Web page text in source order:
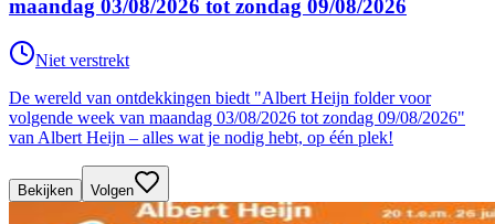
maandag 03/08/2026 tot zondag 09/08/2026
Niet verstrekt
De wereld van ontdekkingen biedt "Albert Heijn folder voor
volgende week van maandag 03/08/2026 tot zondag 09/08/2026"
van Albert Heijn – alles wat je nodig hebt, op één plek!
Bekijken Volgen